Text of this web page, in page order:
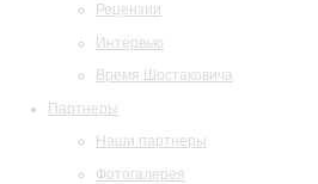
Рецензии
Интервью
Время Шостаковича
Партнеры
Наши партнеры
Фотогалерея